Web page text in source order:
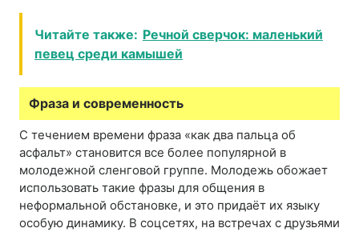
Читайте также: Речной сверчок: маленький
певец среди камышей
Фраза и современность
С течением времени фраза «как два пальца об
асфальт» становится все более популярной в
молодежной сленговой группе. Молодежь обожает
использовать такие фразы для общения в
неформальной обстановке, и это придаёт их языку
особую динамику. В соцсетях, на встречах с друзьями